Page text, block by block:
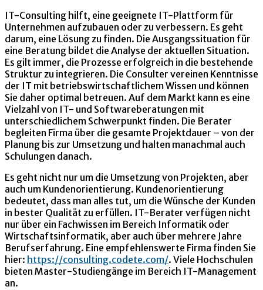
IT-Consulting hilft, eine geeignete IT-Plattform für
Unternehmen aufzubauen oder zu verbessern. Es geht
darum, eine Lösung zu finden. Die Ausgangssituation für
eine Beratung bildet die Analyse der aktuellen Situation.
Es gilt immer, die Prozesse erfolgreich in die bestehende
Struktur zu integrieren. Die Consulter vereinen Kenntnisse
der IT mit betriebswirtschaftlichem Wissen und können
Sie daher optimal betreuen. Auf dem Markt kann es eine
Vielzahl von IT- und Softwareberatungen mit
unterschiedlichem Schwerpunkt finden. Die Berater
begleiten Firma über die gesamte Projektdauer – von der
Planung bis zur Umsetzung und halten manachmal auch
Schulungen danach.
Es geht nicht nur um die Umsetzung von Projekten, aber
auch um Kundenorientierung. Kundenorientierung
bedeutet, dass man alles tut, um die Wünsche der Kunden
in bester Qualität zu erfüllen. IT-Berater verfügen nicht
nur über ein Fachwissen im Bereich Informatik oder
Wirtschaftsinformatik, aber auch über mehrere Jahre
Berufserfahrung. Eine empfehlenswerte Firma finden Sie
hier: https://consulting.codete.com/. Viele Hochschulen
bieten Master-Studiengänge im Bereich IT-Management
an.